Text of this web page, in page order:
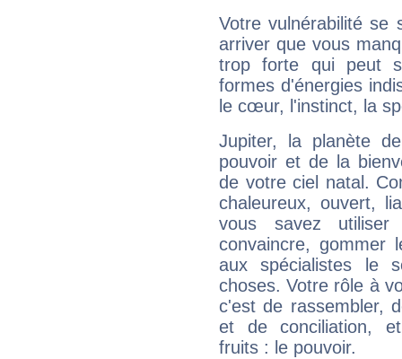
Votre vulnérabilité se
arriver que vous
trop forte qui peut
formes d'énergies
le cœur, l'instinct, la
Jupiter, la planète
pouvoir et de la
de votre ciel natal.
chaleureux, ouvert,
vous savez
convaincre, gommer
aux spécialistes le
choses. Votre rôle à
c'est de rassembler,
et de conciliation,
fruits : le pouvoir.